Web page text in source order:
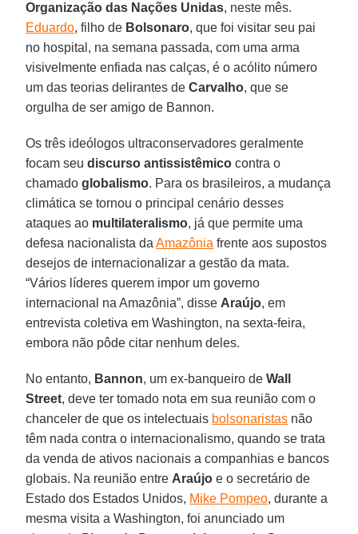
Organização das Nações Unidas, neste mês.
Eduardo, filho de Bolsonaro, que foi visitar seu pai
no hospital, na semana passada, com uma arma
visivelmente enfiada nas calças, é o acólito número
um das teorias delirantes deCarvalho, que se
orgulha de ser amigo de Bannon.
Os três ideólogos ultraconservadores geralmente
focam seudiscurso antissistêmico contra o
chamadoglobalismo. Para os brasileiros, a mudança
climática se tornou o principal cenário desses
ataques ao multilateralismo, já que permite uma
defesa nacionalista daAmazônia frente aos supostos
desejos de internacionalizar a gestão da mata.
“Vários líderes querem impor um governo
internacional na Amazônia”, disse Araújo, em
entrevista coletiva em Washington, na sexta-feira,
embora não pôde citar nenhum deles.
No entanto, Bannon, um ex-banqueiro deWall
Street, deve ter tomado nota em sua reunião com o
chanceler de que os intelectuais bolsonaristas não
têm nada contra o internacionalismo, quando se trata
da venda de ativos nacionais a companhias e bancos
globais. Na reunião entre Araújo e o secretário de
Estado dos Estados Unidos, Mike Pompeo, durante a
mesma visita a Washington, foi anunciado um